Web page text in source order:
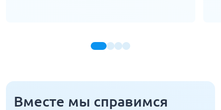
Вместе мы справимся